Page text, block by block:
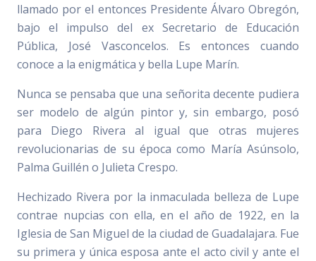
llamado por el entonces Presidente Álvaro Obregón,
bajo el impulso del ex Secretario de Educación
Pública, José Vasconcelos. Es entonces cuando
conoce a la enigmática y bella Lupe Marín.
Nunca se pensaba que una señorita decente pudiera
ser modelo de algún pintor y, sin embargo, posó
para Diego Rivera al igual que otras mujeres
revolucionarias de su época como María Asúnsolo,
Palma Guillén o Julieta Crespo.
Hechizado Rivera por la inmaculada belleza de Lupe
contrae nupcias con ella, en el año de 1922, en la
Iglesia de San Miguel de la ciudad de Guadalajara. Fue
su primera y única esposa ante el acto civil y ante el